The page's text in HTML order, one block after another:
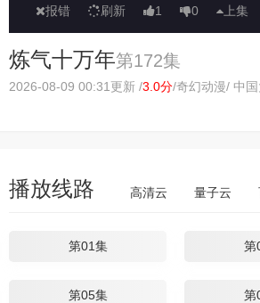
报错 刷新 1 0 上集
炼气十万年第172集
2026-08-09 00:31更新 /3.0分/奇幻动漫/ 中
播放线路 高清云 量子云
第01集 第
第05集 第